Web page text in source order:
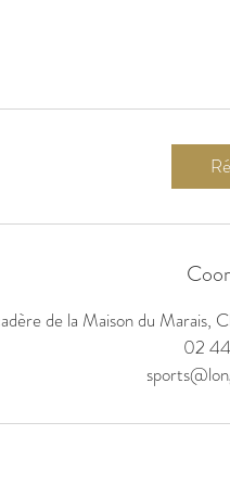
de la Maison du Marais,
02